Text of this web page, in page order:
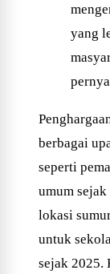
yang
berbagai
seperti
umum
lokasi
untuk
sejak 2025.